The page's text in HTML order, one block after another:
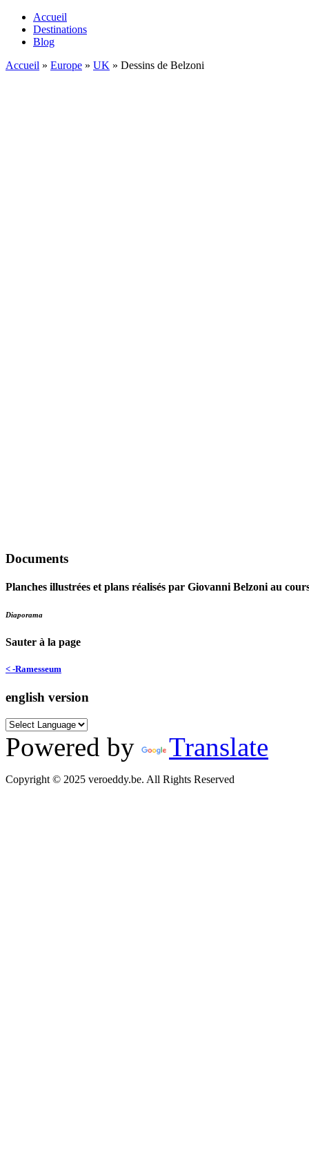
Accueil
Destinations
Blog
Accueil » Europe » UK » Dessins de Belzoni
Documents
Planches illustrées et plans réalisés par Giovanni Belzoni au
Diaporama
Sauter à la page
< -Ramesseum
english version
Powered by Translate
Copyright © 2025 veroeddy.be. All Rights Reserved